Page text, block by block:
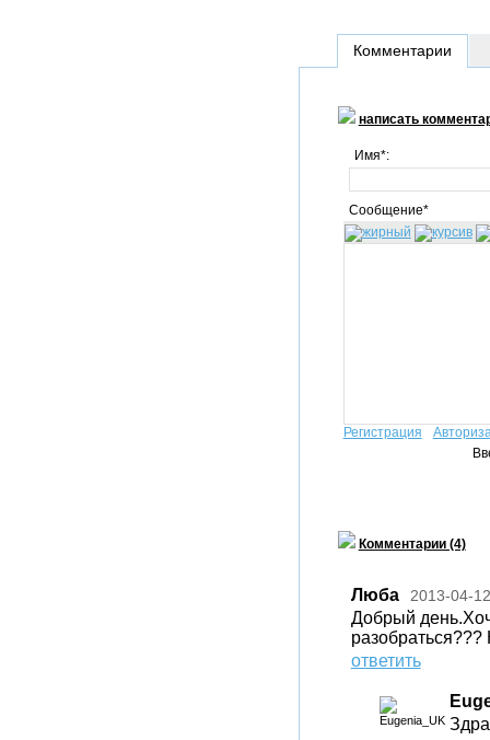
Комментарии
написать
Имя*:
Сообщение*
Регистрация
Комментарии (4)
Люба 2013-04-12
Добрый
ответить